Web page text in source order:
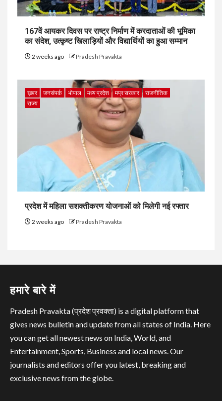
167वें आयकर दिवस पर राष्ट्र निर्माण में करदाताओं की भूमिका
का संदेश, उत्कृष्ट खिलाड़ियों और विद्यार्थियों का हुआ सम्मान
2 weeks ago Pradesh Pravakta
ख़बर जनसंपर्क भोपाल मध्य प्रदेश मप्र सरकार
राजनीतिक
राज्य
प्रदेश में महिला सशक्तीकरण योजनाओं को मिलेगी नई रफ्तार
2 weeks ago Pradesh Pravakta
हमारे बारे में
Pradesh Pravakta (प्रदेश प्रवक्ता) is a digital platform that
gives news bulletin and update from all states of India. Here
you can get all newest news on India, World, and
Entertainment, Sports, Business and local news. Our
journalists and editors offer you latest, breaking and
exclusive news from the globe.